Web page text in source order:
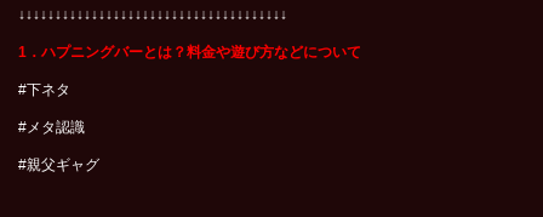
↓↓↓↓↓↓↓↓↓↓↓↓↓↓↓↓↓↓↓↓↓↓↓↓↓↓↓↓↓↓↓↓↓↓↓↓↓
1．ハプニングバーとは？料金や遊び方などについて
#下ネタ
#メタ認識
#親父ギャグ